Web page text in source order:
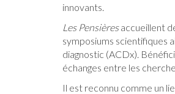
innovants.
Les Pensièresaccueillent
symposiums scientifiques
diagnostic (ACDx).
échanges entre les
Il est reconnu comme un